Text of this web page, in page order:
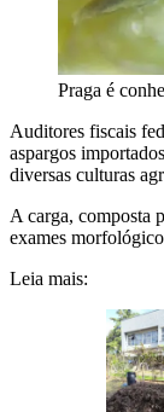
Praga é
Auditores fiscais
aspargos
diversas culturas
A carga, composta
exames
Leia mais: